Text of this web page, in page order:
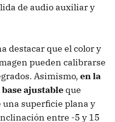
de audio auxiliar y
destacar que el color y
pueden calibrarse
Asimismo, en la
ajustable que
superficie plana y
entre -5 y 15